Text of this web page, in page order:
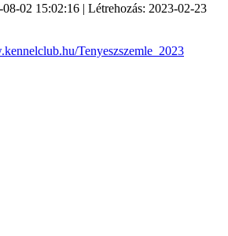
02 15:02:16 | Létrehozás: 2023-02-23
Tenyeszszemle_2023